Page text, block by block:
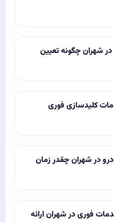
شهران چگونه تعیین
کلیدسازی فوری
در شهران چقدر زمان
فوری در شهران ارائه